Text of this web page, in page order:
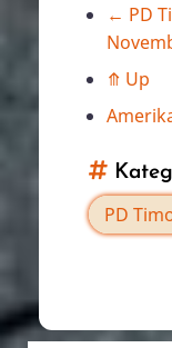
Book
links
for
← PD
⤊ Up
PD